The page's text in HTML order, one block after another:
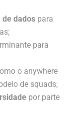
dados para
para
o anywhere
de squads;
por parte